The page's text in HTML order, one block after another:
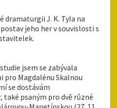
dramaturgii J. K. Tyla na
jeho her v souvislosti s
jsem se zabývala
pro Magdalénu Skalnou
se dostávám
také psaným pro dvě různé